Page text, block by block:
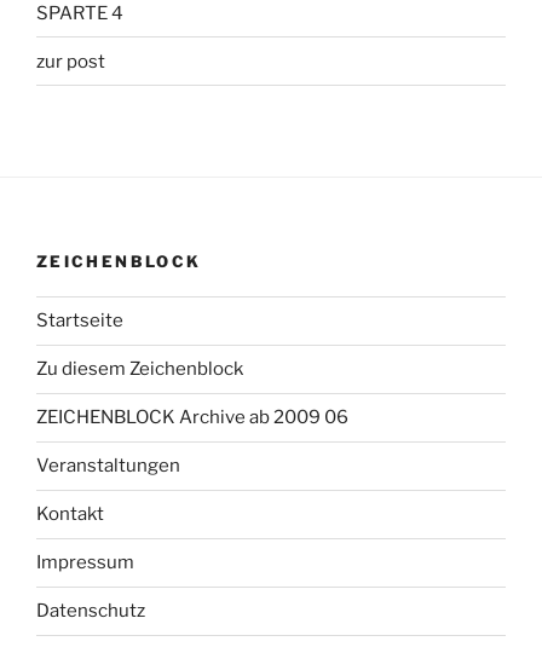
SPARTE 4
zur post
ZEICHENBLOCK
Startseite
Zu diesem Zeichenblock
ZEICHENBLOCK Archive ab 2009 06
Veranstaltungen
Kontakt
Impressum
Datenschutz